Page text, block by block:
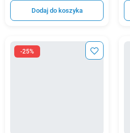
Dodaj do koszyka
-25%